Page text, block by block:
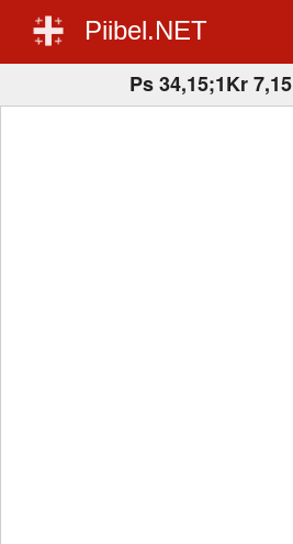
Piibel.NET
Ps 34,15;1Kr 7,15